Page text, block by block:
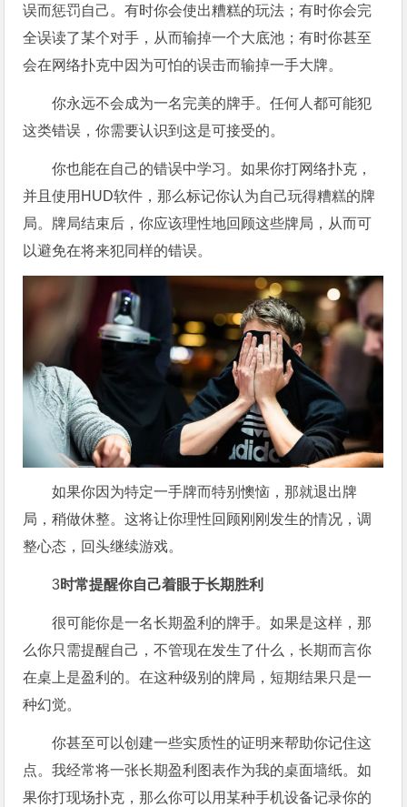
误而惩罚自己。有时你会使出糟糕的玩法；有时你会完
全误读了某个对手，从而输掉一个大底池；有时你甚至
会在网络扑克中因为可怕的误击而输掉一手大牌。
你永远不会成为一名完美的牌手。任何人都可能犯
这类错误，你需要认识到这是可接受的。
你也能在自己的错误中学习。如果你打网络扑克，
并且使用HUD软件，那么标记你认为自己玩得糟糕的牌
局。牌局结束后，你应该理性地回顾这些牌局，从而可
以避免在将来犯同样的错误。
如果你因为特定一手牌而特别懊恼，那就退出牌
局，稍做休整。这将让你理性回顾刚刚发生的情况，调
整心态，回头继续游戏。
3时常提醒你自己着眼于长期胜利
很可能你是一名长期盈利的牌手。如果是这样，那
么你只需提醒自己，不管现在发生了什么，长期而言你
在桌上是盈利的。在这种级别的牌局，短期结果只是一
种幻觉。
你甚至可以创建一些实质性的证明来帮助你记住这
点。我经常将一张长期盈利图表作为我的桌面墙纸。如
果你打现场扑克，那么你可以用某种手机设备记录你的